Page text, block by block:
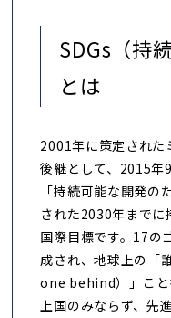
SDGs（持
とは
2001年に策定された
後継として、2015年
「持続可能な開発
された2030年までに
国際目標です。17の
成され、地球上の「
one behind）」こと
上国のみならず、先